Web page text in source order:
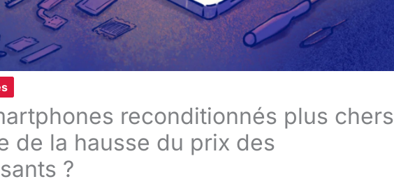
reconditionnés plus chers
de la hausse du prix des
?